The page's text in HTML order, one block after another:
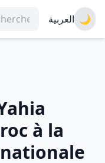
العربية 🌙
à la